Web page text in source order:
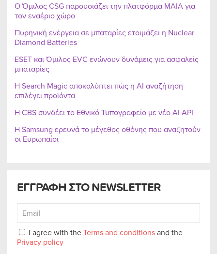
ΕΓΓΡΑΦΗ ΣΤΟ NEWSLETTER
I agree with theTerms and conditionsand the
Privacy policy
Ο Όμιλος CSG παρουσιάζει την πλατφόρμα MAIA για
τον εναέριο χώρο
Πυρηνική ενέργεια σε μπαταρίες ετοιμάζει η Nuclear
Diamond Batteries
ESET και Όμιλος EVC ενώνουν δυνάμεις για ασφαλείς
μπαταρίες
Η Search Magic αποκαλύπτει πώς η AI αναζήτηση
επιλέγει προϊόντα
Η CBS συνδέει το Εθνικό Τυπογραφείο με νέο AI API
Η Samsung ερευνά το μέγεθος οθόνης που αναζητούν
οι Ευρωπαίοι